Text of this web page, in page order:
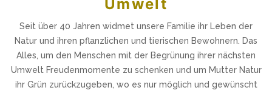
Umwelt
Seit über 40 Jahren widmet unsere Familie ihr Leben der
Natur und ihren pflanzlichen und tierischen Bewohnern. Das
Alles, um den Menschen mit der Begrünung ihrer nächsten
Umwelt Freudenmomente zu schenken und um Mutter Natur
ihr Grün zurückzugeben, wo es nur möglich und gewünscht